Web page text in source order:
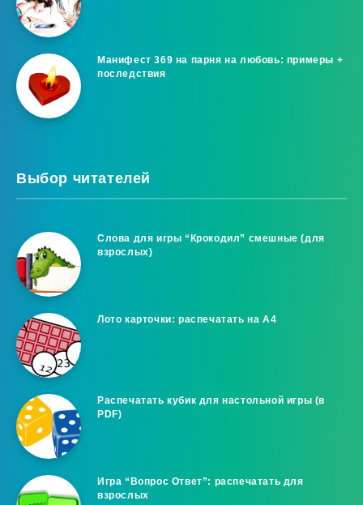
Манифест 369 на парня на любовь: примеры +
последствия
Выбор читателей
Слова для игры “Крокодил” смешные (для
взрослых)
Лото карточки: распечатать на A4
Распечатать кубик для настольной игры (в
PDF)
Игра “Вопрос Ответ”: распечатать для
взрослых